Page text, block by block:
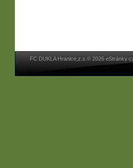
FC DUKLA Hranice,z.s.© 2026